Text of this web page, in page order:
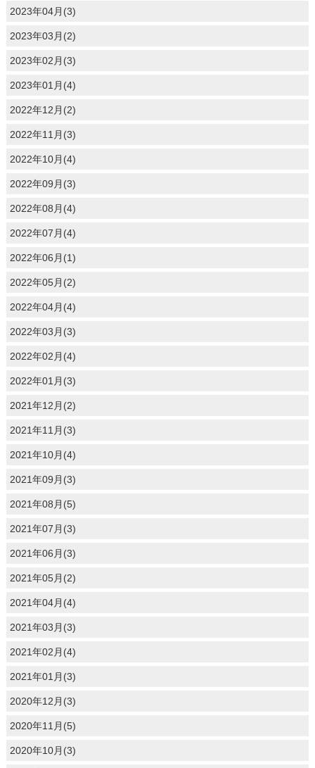
2023年04月(3)
2023年03月(2)
2023年02月(3)
2023年01月(4)
2022年12月(2)
2022年11月(3)
2022年10月(4)
2022年09月(3)
2022年08月(4)
2022年07月(4)
2022年06月(1)
2022年05月(2)
2022年04月(4)
2022年03月(3)
2022年02月(4)
2022年01月(3)
2021年12月(2)
2021年11月(3)
2021年10月(4)
2021年09月(3)
2021年08月(5)
2021年07月(3)
2021年06月(3)
2021年05月(2)
2021年04月(4)
2021年03月(3)
2021年02月(4)
2021年01月(3)
2020年12月(3)
2020年11月(5)
2020年10月(3)